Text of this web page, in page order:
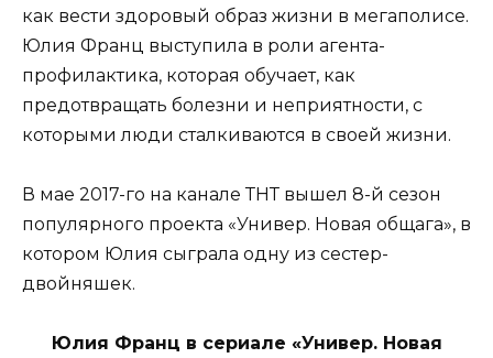
как вести здоровый образ жизни в мегаполисе.
Юлия Франц выступила в роли агента-
профилактика, которая обучает, как
предотвращать болезни и неприятности, с
которыми люди сталкиваются в своей жизни.
В мае 2017-го на канале ТНТ вышел 8-й сезон
популярного проекта «Универ. Новая общага», в
котором Юлия сыграла одну из сестер-
двойняшек.
Юлия Франц в сериале «Универ. Новая